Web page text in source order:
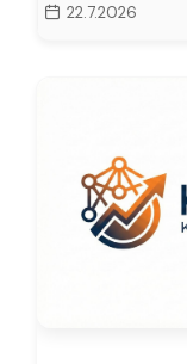
22.7.2026